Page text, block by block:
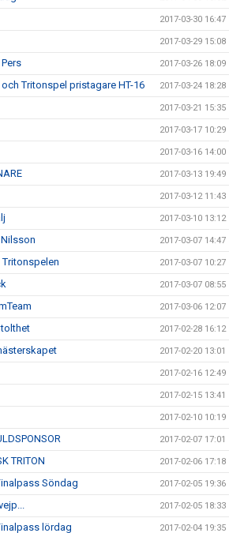
2017-03-30 16:47
2017-03-29 15:08
Pers 2017-03-26 18:09
Tritonspel pristagare HT-16 2017-03-24 18:28
2017-03-21 15:35
2017-03-17 10:29
2017-03-16 14:00
2017-03-13 19:49
2017-03-12 11:43
2017-03-10 13:12
2017-03-07 14:47
2017-03-07 10:27
2017-03-07 08:55
2017-03-06 12:07
2017-02-28 16:12
2017-02-20 13:01
2017-02-16 12:49
2017-02-15 13:41
2017-02-10 10:19
2017-02-07 17:01
TRITON 2017-02-06 17:18
Söndag 2017-02-05 19:36
2017-02-05 18:33
lördag 2017-02-04 19:35